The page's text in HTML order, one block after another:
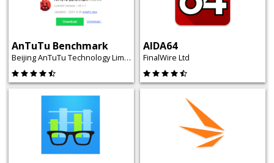
AnTuTu Benchmark
Beijing AnTuTu Technology Limited
AIDA64
FinalWire Ltd